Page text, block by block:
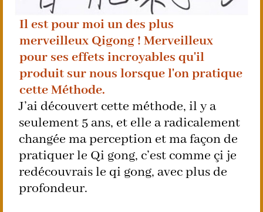
Il est pour moi un des plus
merveilleux Qigong ! Merveilleux
pour ses effets incroyables qu'il
produit sur nous lorsque l'on pratique
cette Méthode.
J’ai découvert cette méthode, il y a
seulement 5 ans, et elle a radicalement
changée ma perception et ma façon de
pratiquer le Qi gong, c’est comme çi je
redécouvrais le qi gong, avec plus de
profondeur.